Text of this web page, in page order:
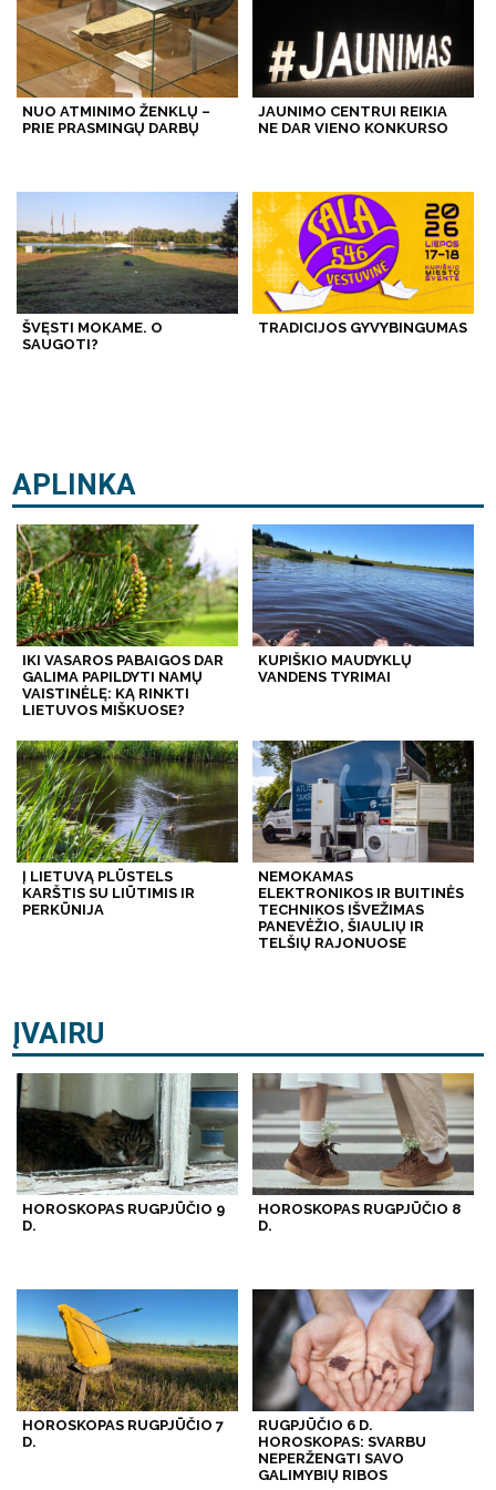
NUO ATMINIMO ŽENKLŲ –
PRIE PRASMINGŲ DARBŲ
JAUNIMO CENTRUI REIKIA
NE DAR VIENO KONKURSO
ŠVĘSTI MOKAME. O
SAUGOTI?
TRADICIJOS GYVYBINGUMAS
APLINKA
IKI VASAROS PABAIGOS DAR
GALIMA PAPILDYTI NAMŲ
VAISTINĖLĘ: KĄ RINKTI
LIETUVOS MIŠKUOSE?
KUPIŠKIO MAUDYKLŲ
VANDENS TYRIMAI
Į LIETUVĄ PLŪSTELS
KARŠTIS SU LIŪTIMIS IR
PERKŪNIJA
NEMOKAMAS
ELEKTRONIKOS IR BUITINĖS
TECHNIKOS IŠVEŽIMAS
PANEVĖŽIO, ŠIAULIŲ IR
TELŠIŲ RAJONUOSE
ĮVAIRU
HOROSKOPAS RUGPJŪČIO 9
D.
HOROSKOPAS RUGPJŪČIO 8
D.
HOROSKOPAS RUGPJŪČIO 7
D.
RUGPJŪČIO 6 D.
HOROSKOPAS: SVARBU
NEPERŽENGTI SAVO
GALIMYBIŲ RIBOS